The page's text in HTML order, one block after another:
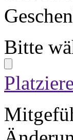
Bitte